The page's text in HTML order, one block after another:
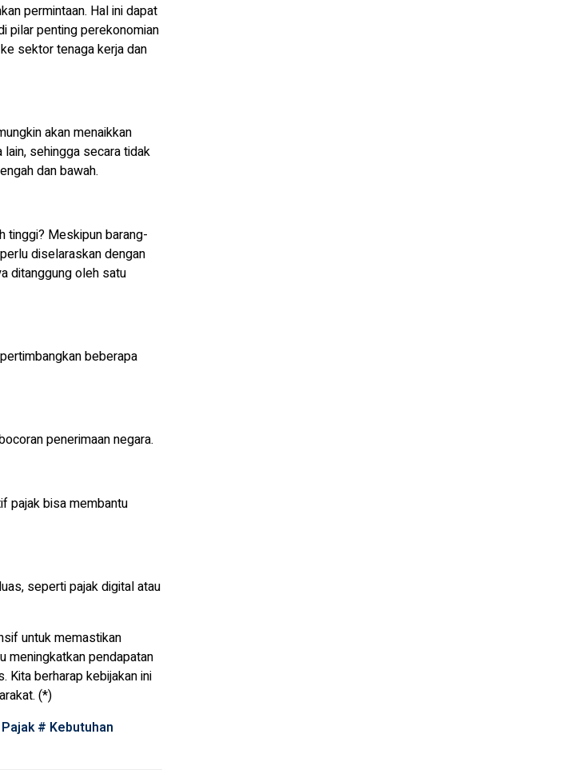
permintaan. Hal ini dapat
pilar penting perekonomian
sektor tenaga kerja dan
akan menaikkan
sehingga secara tidak
dan bawah.
tinggi? Meskipun barang-
diselaraskan dengan
ditanggung oleh satu
beberapa
penerimaan negara.
pajak bisa membantu
seperti pajak digital atau
untuk memastikan
meningkatkan pendapatan
Kita berharap kebijakan ini
(*)
# Kebutuhan